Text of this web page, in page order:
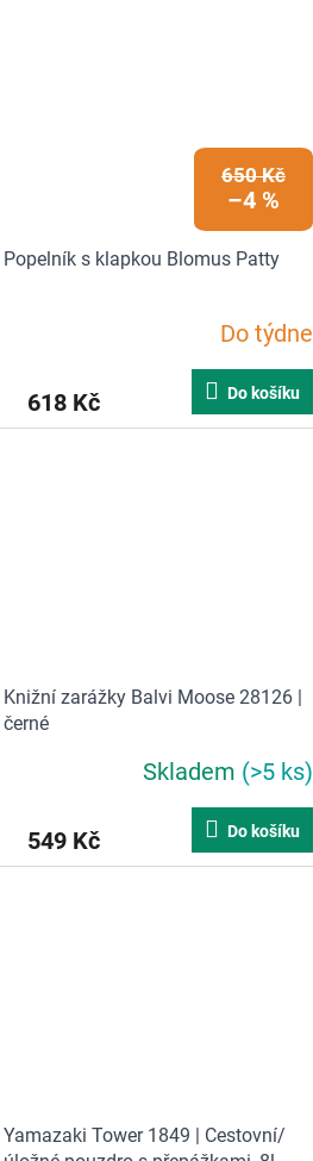
650 Kč
–4 %
Popelník s klapkou Blomus Patty
3,0
Do týdne
618 Kč Do košíku
Knižní zarážky Balvi Moose 28126 |
černé
Skladem (>5 ks)
549 Kč Do košíku
Yamazaki Tower 1849 | Cestovní/